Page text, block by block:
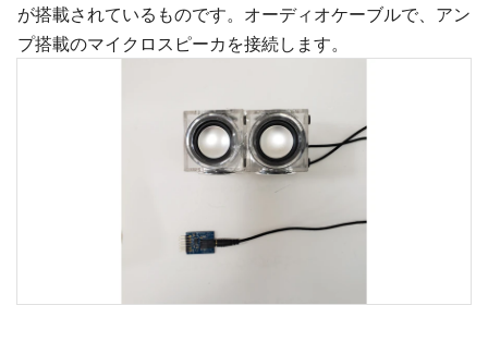
が搭載されているものです。オーディオケーブルで、アン
プ搭載のマイクロスピーカを接続します。